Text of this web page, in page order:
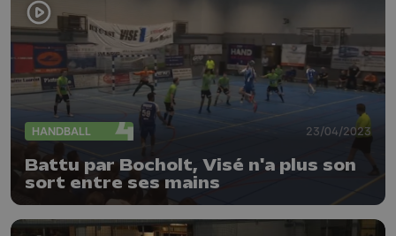
HANDBALL 23/04/2023
Battu par Bocholt, Visé n'a plus son
sort entre ses mains